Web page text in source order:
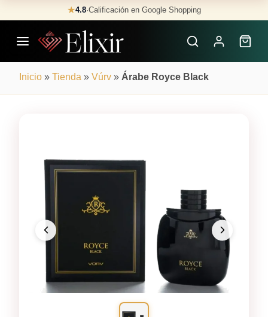
to
content
★4.8·Calificación en Google Shopping
Inicio » Tienda » Vúrv » Árabe Royce Black